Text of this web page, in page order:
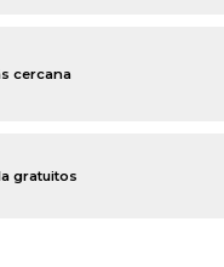
cercana
gratuitos